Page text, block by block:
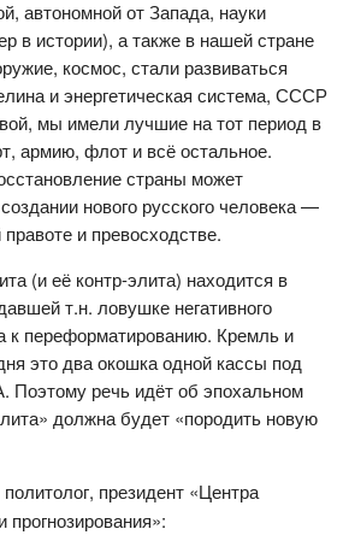
автономной от Запада, науки
в истории), а также в нашей стране
космос, стали развиваться
и энергетическая система, СССР
мы имели лучшие на тот период в
армию, флот и всё остальное.
страны может
нового русского человека —
и превосходстве.
(и её контр-элита) находится в
т.н. ловушке негативного
к переформатированию. Кремль и
это два окошка одной кассы под
речь идёт об эпохальном
должна будет «породить новую
политолог, президент «Центра
прогнозирования»: